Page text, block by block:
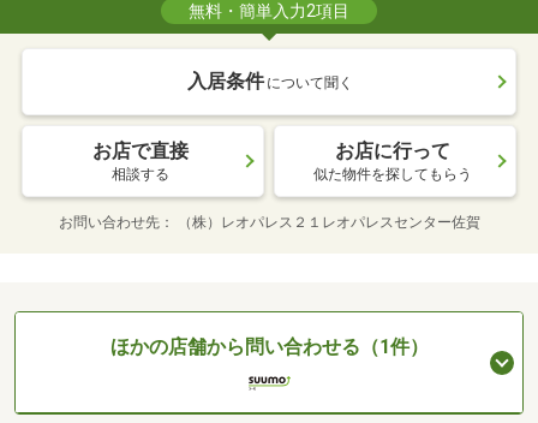
無料・簡単入力2項目
入居条件 について聞く
お店で直接
相談する
お店に行って
似た物件を探してもらう
お問い合わせ先 （株）レオパレス２１レオパレスセンター佐賀
ほかの店舗から問い合わせる（1件）